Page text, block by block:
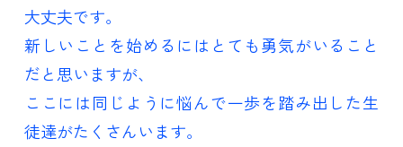
大丈夫です。
新しいことを始めるにはとても勇気がいること
だと思いますが、
ここには同じように悩んで一歩を踏み出した生
徒達がたくさんいます。